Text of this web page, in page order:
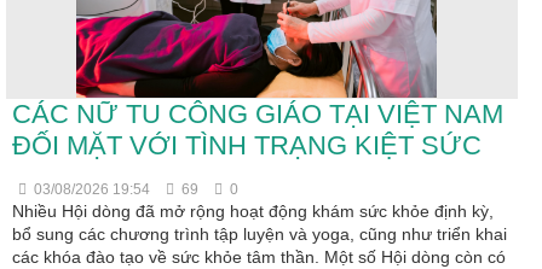
CÁC NỮ TU CÔNG GIÁO TẠI VIỆT NAM
ĐỐI MẶT VỚI TÌNH TRẠNG KIỆT SỨC
03/08/2026 19:54 69 0
Nhiều Hội dòng đã mở rộng hoạt động khám sức khỏe định kỳ,
bổ sung các chương trình tập luyện và yoga, cũng như triển khai
các khóa đào tạo về sức khỏe tâm thần. Một số Hội dòng còn có